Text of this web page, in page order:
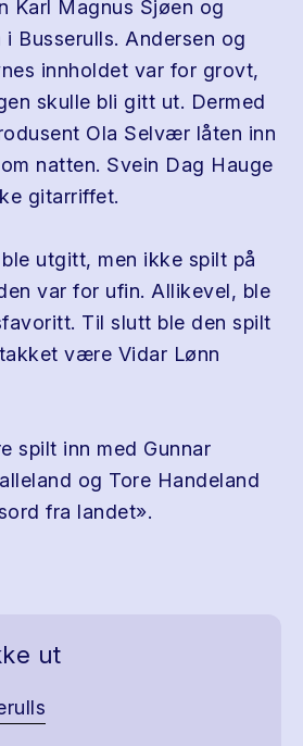
Karl Magnus Sjøen og
i Busserulls. Andersen og
innholdet var for grovt,
skulle bli gitt ut. Dermed
Ola Selvær låten inn
natten. Svein Dag Hauge
gitarriffet.
utgitt, men ikke spilt på
var for ufin. Allikevel, ble
Til slutt ble den spilt
være Vidar Lønn
spilt inn med Gunnar
og Tore Handeland
fra landet».
ut